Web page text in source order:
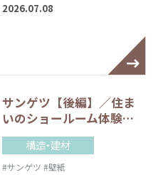
2026.07.08
サンゲツ【後編】／住ま
いのショールーム体験…
構造・建材
#サンゲツ #壁紙